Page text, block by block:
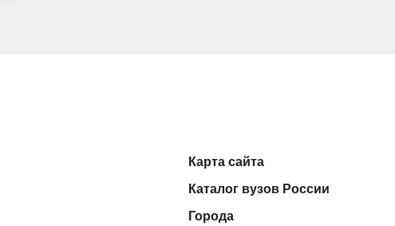
Карта сайта
Каталог вузов России
Города